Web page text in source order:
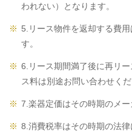
われない）となります。
5.リース物件を返却する費
す。
6.リース期間満了後に再リ
ス料は別途お問い合わせくだ
7.楽器定価はその時期のメー
8.消費税率はその時期の法律